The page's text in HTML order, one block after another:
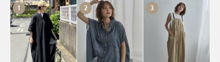
1 2 3